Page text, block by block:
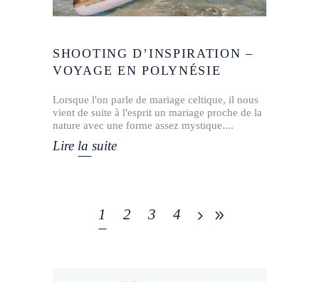
SHOOTING D’INSPIRATION –
VOYAGE EN POLYNÉSIE
Lorsque l'on parle de mariage celtique, il nous
vient de suite à l'esprit un mariage proche de la
nature avec une forme assez mystique.
Lire la suite
1 2 3 4